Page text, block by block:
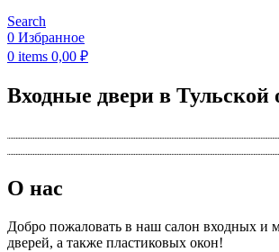
Search
0 Избранное
0 items 0,00 ₽
Входные двери в Тульской
О нас
Добро пожаловать в наш салон входных и
дверей, а также пластиковых окон!